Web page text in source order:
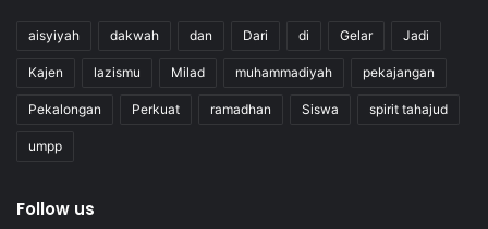
aisyiyah dakwah dan Dari di Gelar Jadi
Kajen lazismu Milad muhammadiyah pekajangan
Pekalongan Perkuat ramadhan Siswa spirit tahajud
umpp
Follow us